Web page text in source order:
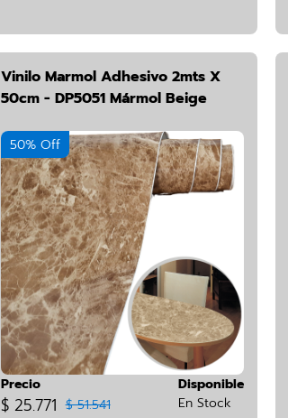
Vinilo Marmol Adhesivo 2mts X
50cm - DP5051 Mármol Beige
50% Off
Precio
$ 25.771 $ 51.541
Disponible
En Stock